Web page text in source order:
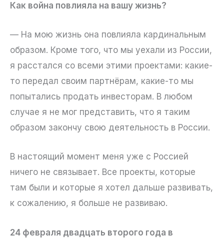
Как война повлияла на вашу жизнь?
— На мою жизнь она повлияла кардинальным
образом. Кроме того, что мы уехали из России,
я расстался со всеми этими проектами: какие-
то передал своим партнёрам, какие-то мы
попытались продать инвесторам. В любом
случае я не мог представить, что я таким
образом закончу свою деятельность в России.
В настоящий момент меня уже с Россией
ничего не связывает. Все проекты, которые
там были и которые я хотел дальше развивать,
к сожалению, я больше не развиваю.
24 февраля двадцать второго года в